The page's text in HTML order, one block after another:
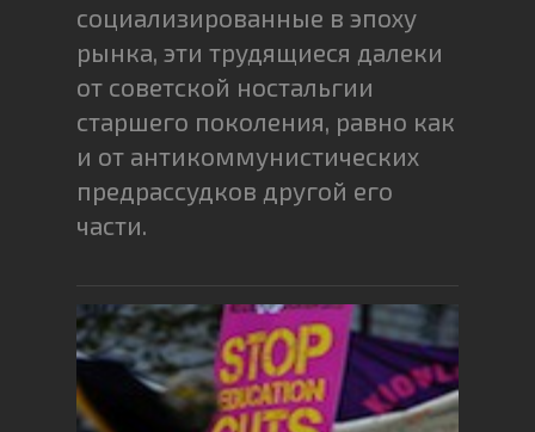
социализированные в эпоху
рынка, эти трудящиеся далеки
от советской ностальгии
старшего поколения, равно как
и от антикоммунистических
предрассудков другой его
части.